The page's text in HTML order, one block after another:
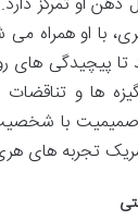
با او همراه می
پیچیدگی های
ها و تناقضات
با شخصیت
تجربه های